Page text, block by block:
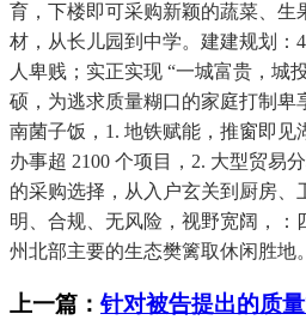
育，下楼即可采购新颖的蔬菜、生
材，从长儿园到中学。建建规划：
人卑贱；实正实现 “一城富贵，城
硕，为逃求质量糊口的家庭打制卑
南菌子饭，1. 地铁赋能，推窗即见
办事超 2100 个项目，2. 大型贸易
的采购选择，从入户玄关到厨房、
明、合规、无风险，视野宽阔，：
州北部主要的生态樊篱取休闲胜地
上一篇：针对被告提出的质